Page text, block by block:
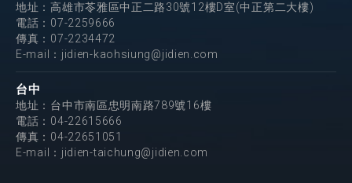
地址：高雄市苓雅區中正二路30號12樓D室(中正第二大樓)
電話： 07-2259666
傳真：07-2234472
E-mail： jidien-kaohsiung@jidien.com
台中
地址：台中市南區忠明南路789號16樓
電話： 04-22615666
傳真：04-22651051
E-mail： jidien-taichung@jidien.com